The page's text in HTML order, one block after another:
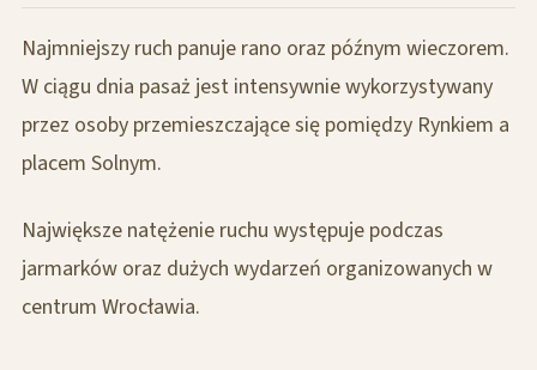
Najmniejszy ruch panuje rano oraz późnym wieczorem.
W ciągu dnia pasaż jest intensywnie wykorzystywany
przez osoby przemieszczające się pomiędzy Rynkiem a
placem Solnym.
Największe natężenie ruchu występuje podczas
jarmarków oraz dużych wydarzeń organizowanych w
centrum Wrocławia.